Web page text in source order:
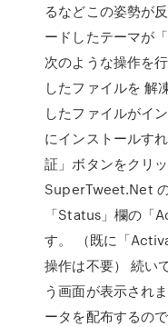
るなどこの姿勢が
ードしたテーマが
次のような操作を
したファイルを 解
したファイルがイ
にインストールす
証」ボタンをクリ
SuperTweet.Net の
「Status」欄の「
す。 （既に「
操作は不要） 続
う画面が表示され
ータを配布するの